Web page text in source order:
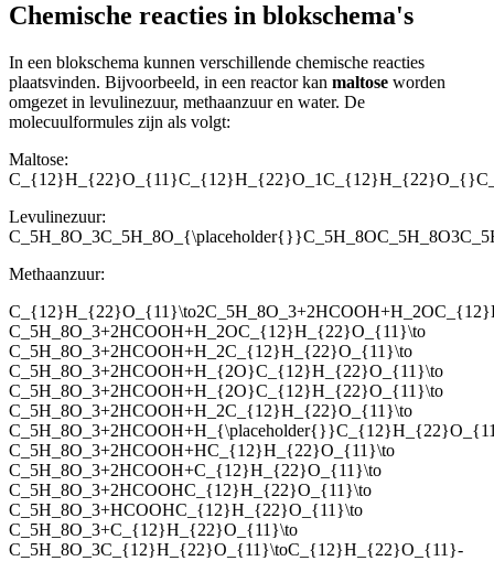
Chemische reacties in blokschema's
In een blokschema kunnen verschillende chemische reacties
plaatsvinden. Bijvoorbeeld, in een reactor kan maltose worden
omgezet in levulinezuur, methaanzuur en water. De
molecuulformules zijn als volgt:
Maltose:
Levulinezuur:
Methaanzuur:
C_5H_8O_3+2HCOOH+H_2OC_{12}H_{22}O_{11}\to
C_5H_8O_3+2HCOOH+H_2C_{12}H_{22}O_{11}\to
C_5H_8O_3+2HCOOH+H_{2O}C_{12}H_{22}O_{11}\to
C_5H_8O_3+2HCOOH+H_{2O}C_{12}H_{22}O_{11}\to
C_5H_8O_3+2HCOOH+H_2C_{12}H_{22}O_{11}\to
C_5H_8O_3+2HCOOH+HC_{12}H_{22}O_{11}\to
C_5H_8O_3+2HCOOH+C_{12}H_{22}O_{11}\to
C_5H_8O_3+2HCOOHC_{12}H_{22}O_{11}\to
C_5H_8O_3+HCOOHC_{12}H_{22}O_{11}\to
C_5H_8O_3+C_{12}H_{22}O_{11}\to
C_5H_8O_3C_{12}H_{22}O_{11}\toC_{12}H_{22}O_{11}-